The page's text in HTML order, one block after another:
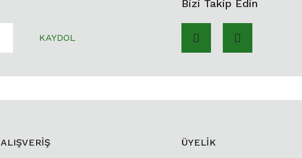
KAYDOL
Bizi Takip Edin
ALIŞVERİŞ ÜYELİK